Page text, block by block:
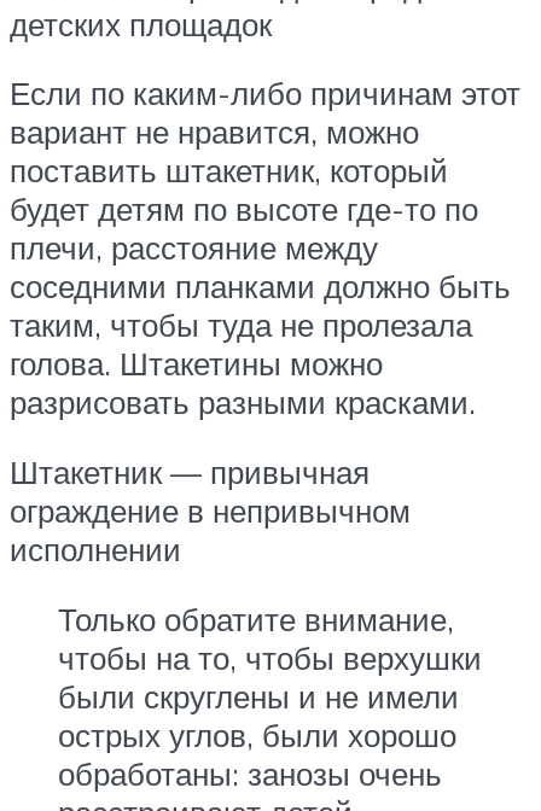
детских площадок
Если по каким-либо причинам этот
вариант не нравится, можно
поставить штакетник, который
будет детям по высоте где-то по
плечи, расстояние между
соседними планками должно быть
таким, чтобы туда не пролезала
голова. Штакетины можно
разрисовать разными красками.
Штакетник — привычная
ограждение в непривычном
исполнении
Только обратите внимание,
чтобы на то, чтобы верхушки
были скруглены и не имели
острых углов, были хорошо
обработаны: занозы очень